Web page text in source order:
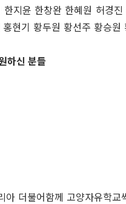
지윤 한창완 한혜원 허경
현기 황두원 황선주 황승
하신 분들
아 더불어함께 고양자유학교